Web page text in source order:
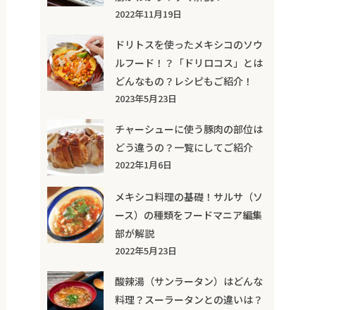
2022年11月19日
ドリトスを使ったメキシコのソウ
ルフード！？「ドリロコス」とは
どんなもの？レシピもご紹介！
2023年5月23日
チャーシューに使う豚肉の部位は
どう違うの？一覧にしてご紹介
2022年1月6日
メキシコ料理の基礎！サルサ（ソ
ース）の種類をフードマニア編集
部が解説
2022年5月23日
酸辣湯（サンラータン）はどんな
料理？スーラータンとの違いは？